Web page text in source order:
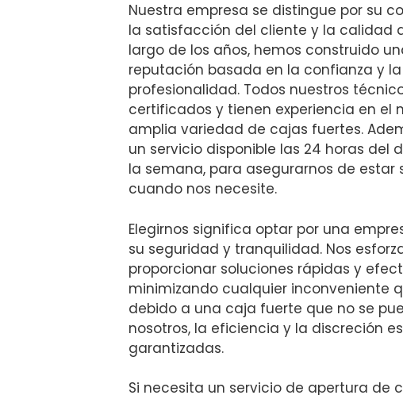
Nuestra empresa se distingue por su
la satisfacción del cliente y la calidad
largo de los años, hemos construido
reputación basada en la confianza y la
profesionalidad. Todos nuestros
certificados y tienen experiencia en el
amplia variedad de cajas fuertes.
un servicio disponible las 24 horas del
la semana, para asegurarnos de estar
cuando nos necesite.
Elegirnos significa optar por una
su seguridad y tranquilidad. Nos
proporcionar soluciones rápidas y
minimizando cualquier inconveniente
debido a una caja fuerte que no se
nosotros, la eficiencia y la discreción
garantizadas.
Si necesita un servicio de apertura de